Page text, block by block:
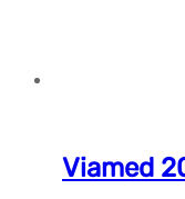
Viamed